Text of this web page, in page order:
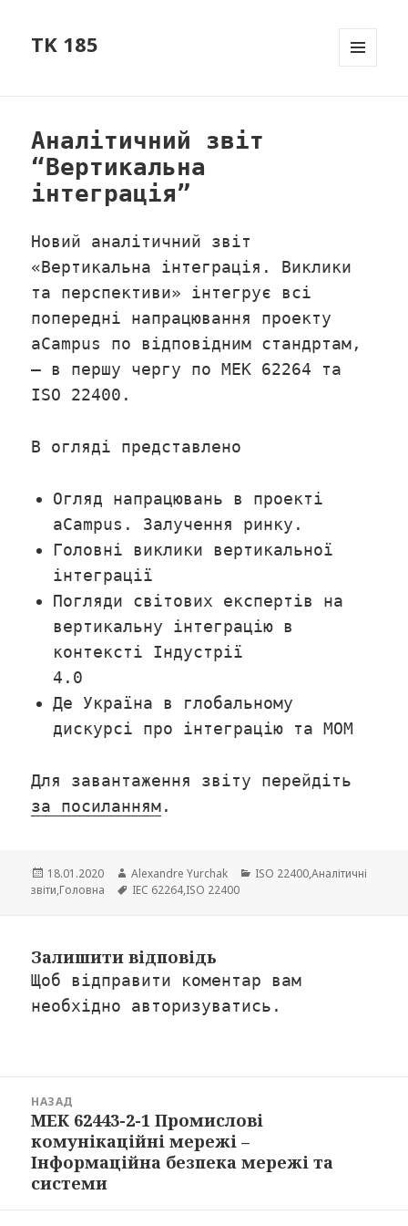
TK 185
Аналітичний звіт
“Вертикальна
інтеграція”
Новий аналітичний звіт
«Вертикальна інтеграція. Виклики
та перспективи» інтегрує всі
попередні напрацювання проекту
aCampus по відповідним стандртам,
– в першу чергу по МЕК 62264 та
ISO 22400.
В огляді представлено
Огляд напрацювань в проекті
aCampus. Залучення ринку.
Головні виклики вертикальної
інтеграції
Погляди світових експертів на
вертикальну інтеграцію в
контексті Індустрії
4.0
Де Україна в глобальному
дискурсі про інтеграцію та МОМ
Для завантаження звіту перейдіть
за посиланням.
Опубліковано
18.01.2020 Автор
Alexandre Yurchak Категорії
ISO 22400,Аналітичні
звіти,Головна Позначки
IEC 62264,ISO 22400
Залишити відповідь
Щоб відправити коментар вам
необхідно авторизуватись .
записів
НАЗАД
Попередній
запис:
МЕК 62443-2-1 Промислові
комунікаційні мережі –
Інформаційна безпека мережі та
системи